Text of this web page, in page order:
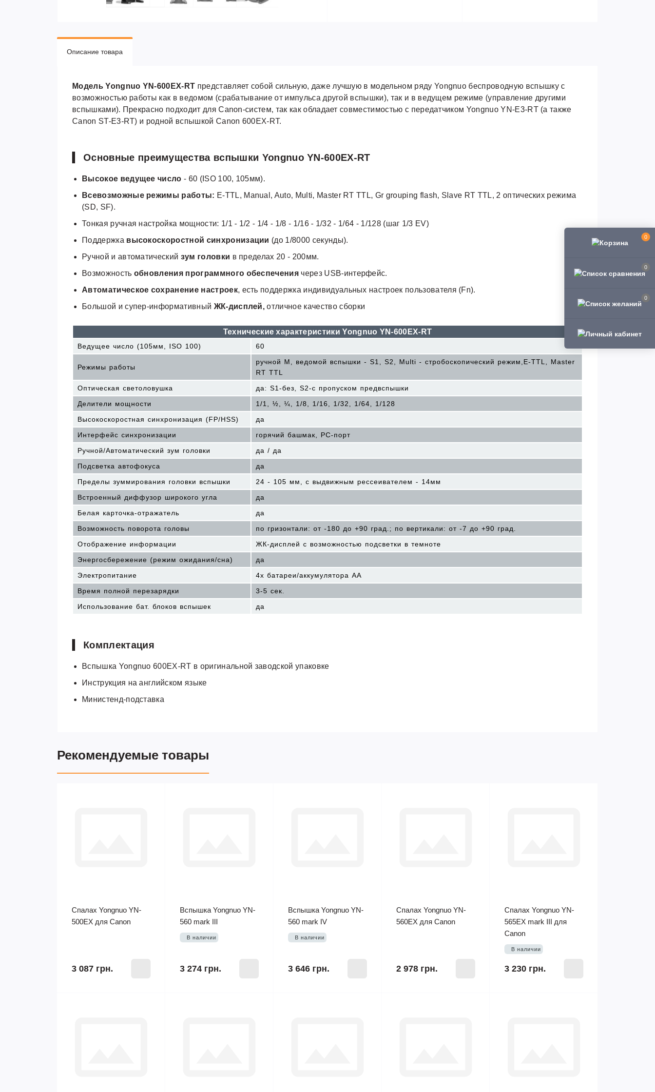
0
0
0
Описание товара
Модель Yongnuo YN-600EX-RT представляет собой сильную, даже лучшую в модельном ряду Yongnuo беспроводную вспышку с
возможностью работы как в ведомом (срабатывание от импульса другой вспышки), так и в ведущем режиме (управление другими
вспышками). Прекрасно подходит для Canon-систем, так как обладает совместимостью с передатчиком Yongnuo YN-E3-RT (а также
Canon ST-E3-RT) и родной вспышкой Canon 600EX-RT.
Основные преимущества вспышки Yongnuo YN-600EX-RT
Высокое ведущее число - 60 (ISO 100, 105мм).
Всевозможные режимы работы: E-TTL, Manual, Auto, Multi, Master RT TTL, Gr grouping flash, Slave RT TTL, 2 оптических режима
(SD, SF).
Тонкая ручная настройка мощности: 1/1 - 1/2 - 1/4 - 1/8 - 1/16 - 1/32 - 1/64 - 1/128 (шаг 1/3 EV)
Поддержка высокоскоростной синхронизации (до 1/8000 секунды).
Ручной и автоматический зум головки в пределах 20 - 200мм.
Возможность обновления программного обеспечения через USB-интерфейс.
Автоматическое сохранение настроек, есть поддержка индивидуальных настроек пользователя (Fn).
Большой и супер-информативный ЖК-дисплей, отличное качество сборки
Технические характеристики Yongnuo YN-600EX-RT
Ведущее число (105мм, ISO 100) 60
Режимы работы
ручной М, ведомой вспышки - S1, S2, Multi - стробоскопический режим,E-TTL, Master
RT TTL
Оптическая светоловушка
да: S1-без, S2-с пропуском предвспышки
Делители мощности
1/1, ½, ¼, 1/8, 1/16, 1/32, 1/64, 1/128
Высокоскоростная синхронизация (FP/HSS)
да
Интерфейс синхронизации
горячий башмак, РС-порт
Ручной/Автоматический зум головки
да / да
Подсветка автофокуса
да
Пределы зуммирования головки вспышки
24 - 105 мм, с выдвижным рессеивателем - 14мм
Встроенный диффузор широкого угла
да
Белая карточка-отражатель
да
Возможность поворота головы
по гризонтали: от -180 до +90 град.; по вертикали: от -7 до +90 град.
Отображение информации
ЖК-дисплей с возможностью подсветки в темноте
Энергосбережение (режим ожидания/сна)
да
Электропитание
4x батареи/аккумулятора AA
Время полной перезарядки
3-5 сек.
Использование бат. блоков вспышек
да
Комплектация
Вспышка Yongnuo 600EX-RT в оригинальной заводской упаковке
Инструкция на английском языке
Министенд-подставка
Рекомендуемые товары
Спалах Yongnuo YN-
500EX для Canon
3 087 грн.
Вспышка Yongnuo YN-
560 mark III
В наличии
3 274 грн.
Вспышка Yongnuo YN-
560 mark IV
В наличии
3 646 грн.
Спалах Yongnuo YN-
560EX для Canon
2 978 грн.
Спалах Yongnuo YN-
565EX mark III для
Canon
В наличии
3 230 грн.